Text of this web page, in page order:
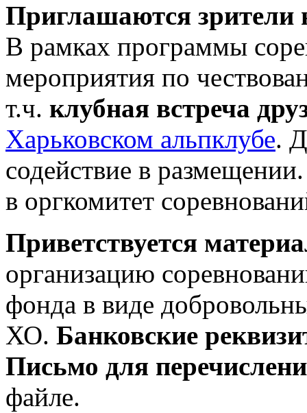
Приглашаются зрители
В рамках программы
мероприятия по
т.ч. клубная встреча
Харьковском альпклубе.
содействие в
в оргкомитет
Приветствуется
организацию
фонда в виде
ХО. Банковские
Письмо для
файле.